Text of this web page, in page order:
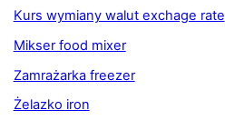
Kurs wymiany walut exchage rate
Mikser food mixer
Zamrażarka freezer
Żelazko iron